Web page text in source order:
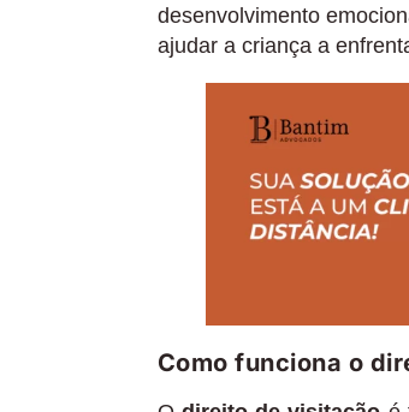
desenvolvimento
ajudar a criança a
Como funciona o